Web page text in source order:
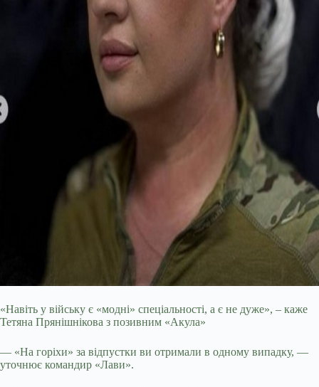
«Навіть у війську є «модні» спеціальності, а є не дуже», – каже
Тетяна Прянішнікова з позивним «Акула»
— «На горіхи» за відпустки ви отримали в одному випадку, —
уточнює командир «Лави».